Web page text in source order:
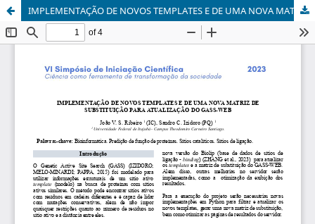
IMPLEMENTAÇÃO DE NOVOS TEMPLATES E DE UMA NOVA MATRIZ DE SUBSTITUIÇÃO PARA ATUALIZAÇÃO DO GASS-WEB